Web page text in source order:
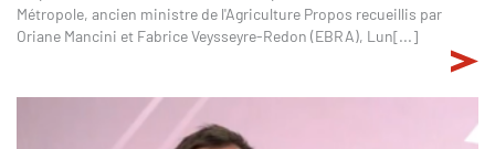
Métropole, ancien ministre de l'Agriculture Propos recueillis par
Oriane Mancini et Fabrice Veysseyre-Redon (EBRA), Lun[...]